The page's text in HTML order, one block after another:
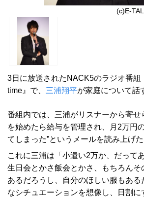
(c)E-
3日に放送されたNACK5のラジオ番組
time』で、 三浦翔平が家庭について話
番組内では、三浦がリスナーから寄せ
を始めたら給与を管理され、月2万円
てしまった”というメールを読み上げた
これに三浦は「小遣い2万か、だって
生日会とかさ飯会とかさ、もちろんそ
あるだろうし、自分のほしい服もある
なシチュエーションを想像し、日割に